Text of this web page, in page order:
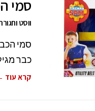
סמי
ווסט
סמי
כבר
קרא עוד